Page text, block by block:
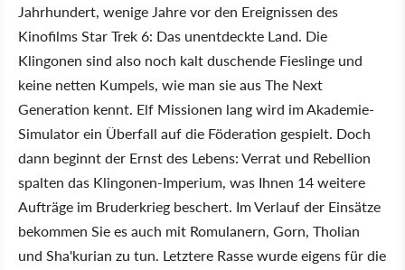
Jahrhundert, wenige Jahre vor den Ereignissen des
Kinofilms Star Trek 6: Das unentdeckte Land. Die
Klingonen sind also noch kalt duschende Fieslinge und
keine netten Kumpels, wie man sie aus The Next
Generation kennt. Elf Missionen lang wird im Akademie-
Simulator ein Überfall auf die Föderation gespielt. Doch
dann beginnt der Ernst des Lebens: Verrat und Rebellion
spalten das Klingonen-Imperium, was Ihnen 14 weitere
Aufträge im Bruderkrieg beschert. Im Verlauf der Einsätze
bekommen Sie es auch mit Romulanern, Gorn, Tholian
und Sha'kurian zu tun. Letztere Rasse wurde eigens für die